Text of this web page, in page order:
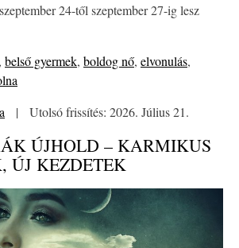
24-től szeptember 27-ig lesz
, belső gyermek, boldog nő, elvonulás,
| Utolsó frissítés: 2026. Július 21.
ÚJHOLD – KARMIKUS
ÚJ KEZDETEK